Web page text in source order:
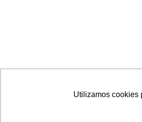
Utilizamos cookies